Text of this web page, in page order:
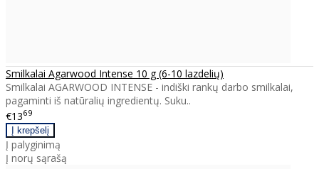
Smilkalai Agarwood Intense 10 g (6-10 lazdelių)
Smilkalai AGARWOOD INTENSE - indiški rankų darbo smilkalai,
pagaminti iš natūralių ingredientų. Suku..
€1369
Į palyginimą
Į norų sąrašą